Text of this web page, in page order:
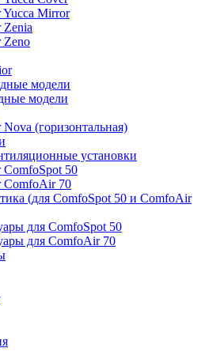
Yucca Mirror
Zenia
Zeno
модели
модели
Nova (горизонтальная)
установки
ComfoSpot 50
ComfoAir 70
(для ComfoSpot 50 и ComfoAir
для ComfoSpot 50
для ComfoAir 70